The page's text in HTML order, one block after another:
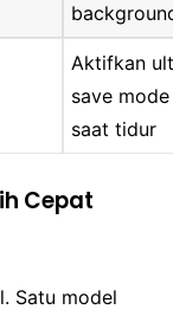
Aktifkan
save mode
saat tidur
Cepat
Satu model